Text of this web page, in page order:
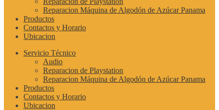
Reparacion Máquina de Algodón de Azúcar Panama
Productos
Contactos y Horario
Ubicacion
Servicio Técnico
Audio
Reparacion de Playstation
Reparacion Máquina de Algodón de Azúcar Panama
Productos
Contactos y Horario
Ubicacion